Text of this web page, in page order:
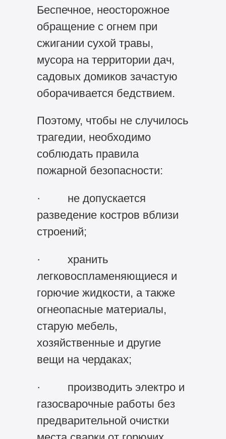
Беспечное, неосторожное
обращение с огнем при
сжигании сухой травы,
мусора на территории дач,
садовых домиков зачастую
оборачивается бедствием.
Поэтому, чтобы не случилось
трагедии, необходимо
соблюдать правила
пожарной безопасности:
· не допускается
разведение костров вблизи
строений;
· хранить
легковоспламеняющиеся и
горючие жидкости, а также
огнеопасные материалы,
старую мебель,
хозяйственные и другие
вещи на чердаках;
· производить электро и
газосварочные работы без
предварительной очистки